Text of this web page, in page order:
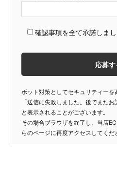
確認事項を全て承諾しま
ボット対策としてセキュリティーを
「送信に失敗しました。後でまたお
と表示されることがございます。
その場合ブラウザを終了し、当店
らのページに再度アクセスしてくだ